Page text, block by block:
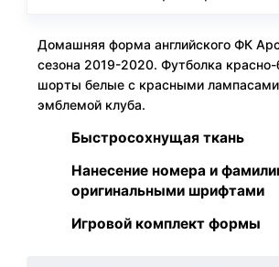
Домашняя форма английского ФК
сезона 2019-2020. Футболка красно-
шорты белые с красными
эмблемой клуба.
Быстросохнущая ткань
Нанесение номера и
оригинальными шрифтами
Игровой комплект формы